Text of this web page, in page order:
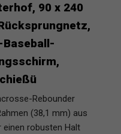
90 x 240
Rebounder
(38,1 mm) aus
einen robusten Halt